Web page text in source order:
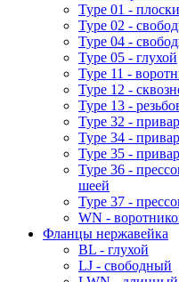
Type 01 -
Type 02 -
Type 04 -
Type 05 - глухой
Type 11 -
Type 12 -
Type 13 -
Type 32 -
Type 34 -
Type 35 -
Type 36 -
шеей
Type 37 -
WN -
Фланцы нержавейка
BL - глухой
LJ - свободный